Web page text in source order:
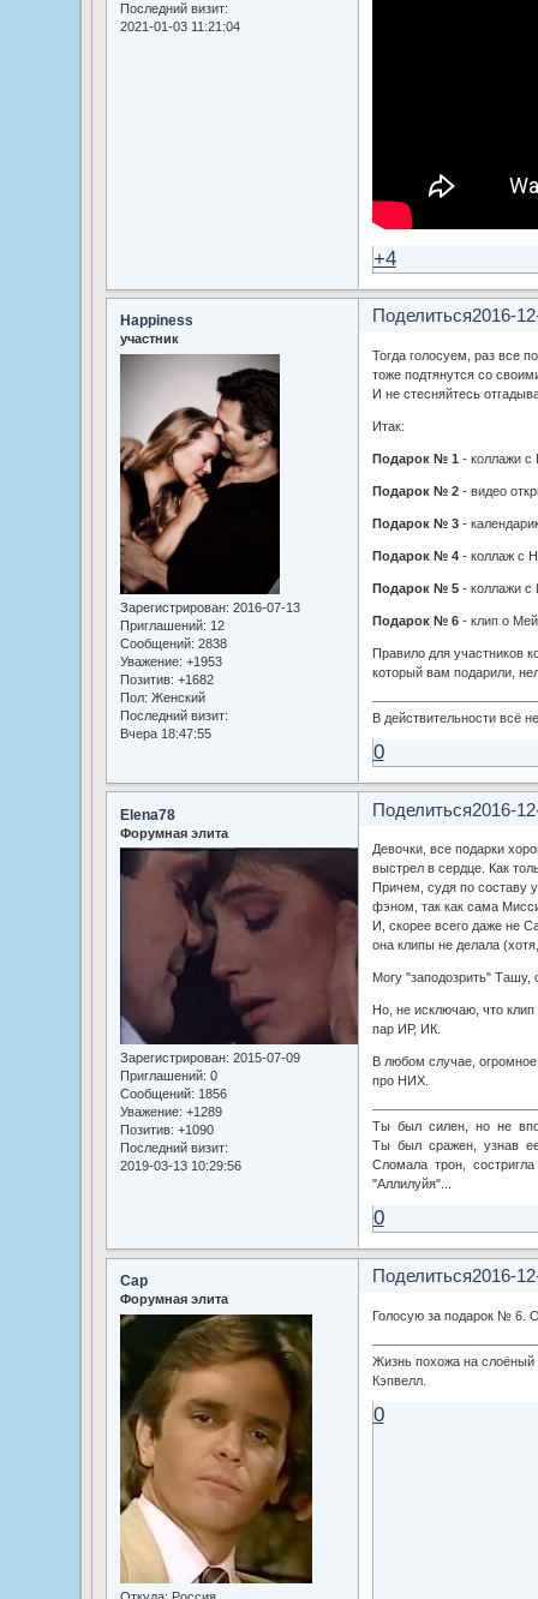
Последний визит:
2021-01-03 11:21:04
+4
Поделиться2016-
Happiness
участник
Зарегистрирован: 2016-07-13
Приглашений: 12
Сообщений: 2838
Уважение: +1953
Позитив: +1682
Пол: Женский
Последний визит:
Вчера 18:47:55
Тогда голосуем, раз все
тоже подтянутся со
И не стесняйтесь
Итак:
Подарок № 1 - коллажи с
Подарок № 2- видео
Подарок № 3-
Подарок № 4- коллаж с
Подарок № 5- коллажи с
Подарок № 6- клип о
Правило для участников
который вам подарили,
В действительности всё
0
Поделиться2016-
Elena78
Форумная элита
Зарегистрирован: 2015-07-09
Приглашений: 0
Сообщений: 1856
Уважение: +1289
Позитив: +1090
Последний визит:
2019-03-13 10:29:56
Девочки, все подарки
выстрел в сердце. Как
Причем, судя по составу
фэном, так как сама
И, скорее всего даже не
она клипы не делала
Могу "заподозрить" Ташу,
Но, не исключаю, что клип
пар ИР, ИК.
В любом случае,
про НИХ.
Ты был силен, но не
Ты был сражен, узнав
Сломала трон,
"Аллилуйя"...
0
Поделиться2016-
Cap
Форумная элита
Откуда: Россия
Голосую за подарок № 6.
Жизнь похожа на слоёный
Кэпвелл.
0